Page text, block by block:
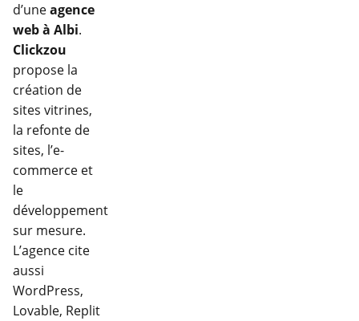
d’uneagence
web à Albi.
Clickzou
propose la
création de
sites vitrines,
la refonte de
sites, l’e-
commerce et
le
développement
sur mesure.
L’agence cite
aussi
WordPress,
Lovable, Replit